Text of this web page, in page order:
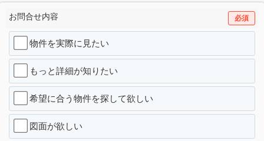
お問合せ内容 必須
物件を実際に見たい
もっと詳細が知りたい
希望に合う物件を探して欲しい
図面が欲しい